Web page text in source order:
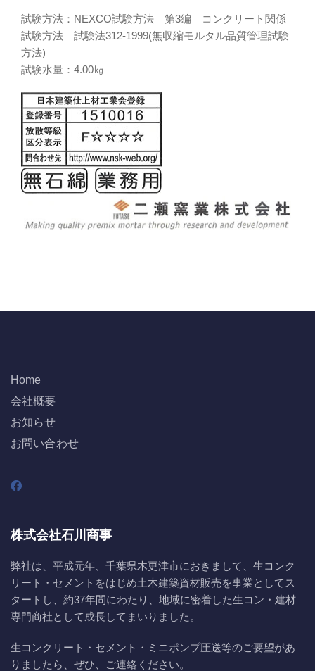
試験方法：NEXCO試験方法 第3編 コンクリート関係
試験方法 試験法312-1999(無収縮モルタル品質管理試験
方法)
試験水量：4.00㎏
Home
会社概要
お知らせ
お問い合わせ
株式会社石川商事
弊社は、平成元年、千葉県木更津市におきまして、生コンク
リート・セメントをはじめ土木建築資材販売を事業としてス
タートし、約37年間にわたり、地域に密着した生コン・建材
専門商社として成長してまいりました。
生コンクリート・セメント・ミニポンプ圧送等のご要望があ
りましたら、ぜひ、ご連絡ください。